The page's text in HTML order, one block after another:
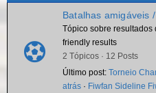
Batalhas amigáveis
Tópico sobre resultados
friendly results
2 Tópicos · 12 Posts
Último post: Torneio
atrás · Fiwfan Sideline